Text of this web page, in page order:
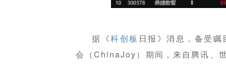
据《科创板 日报》消息，备受
会（ChinaJoy）期间，来自腾讯、